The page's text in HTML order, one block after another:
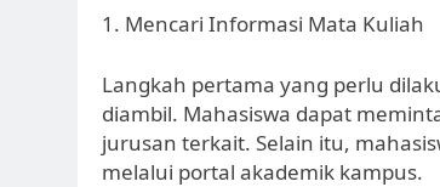
1. Mencari Informasi Mata Kuliah
Langkah pertama yang perlu
diambil. Mahasiswa dapat
jurusan terkait. Selain itu,
melalui portal akademik kampus.